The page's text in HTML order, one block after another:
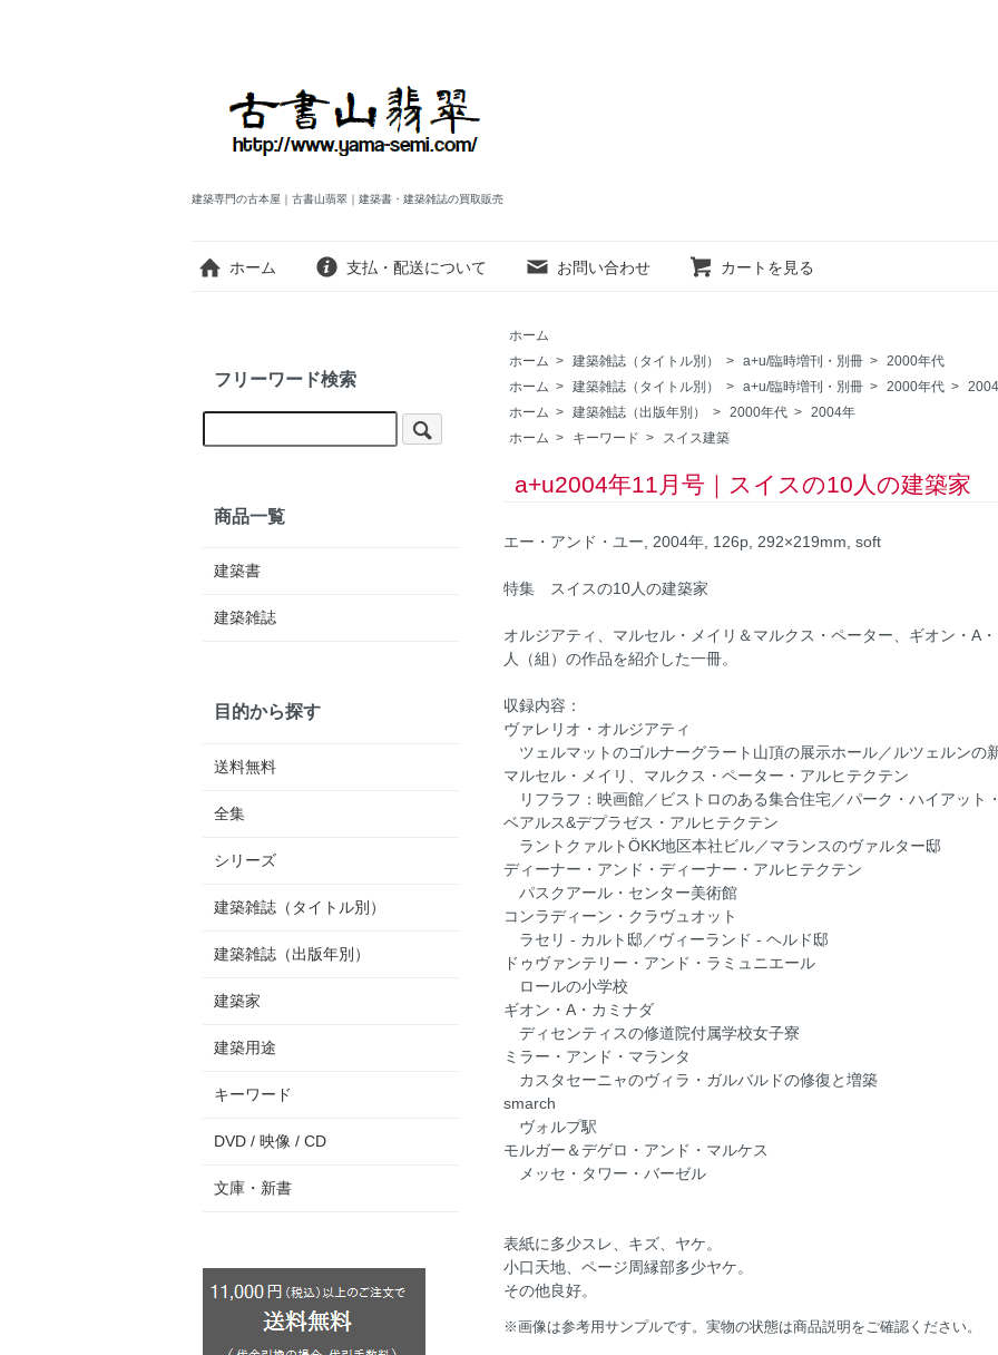
建築専門の古本屋｜古書山翡翠｜建築書・建築雑誌の買取販売
ホーム 支払・配送について お問い合わせ カートを見る
ホーム
ホーム > 建築雑誌（タイトル別） > a+u/臨時増刊・別冊 > 2000年代
ホーム > 建築雑誌（タイトル別） > a+u/臨時増刊・別冊 > 2000年代 >
ホーム > 建築雑誌（出版年別） > 2000年代 > 2004年
ホーム > キーワード > スイス建築
a+u2004年11月号｜スイスの10人の建築家
エー・アンド・ユー, 2004年, 126p, 292×219mm, soft
特集 スイスの10人の建築家
オルジアティ、マルセル・メイリ＆マルクス・ペーター、ギオン・A
人（組）の作品を紹介した一冊。
収録内容：
ヴァレリオ・オルジアティ
ツェルマットのゴルナーグラート山頂の展示ホール／ルツェルンの
マルセル・メイリ、マルクス・ペーター・アルヒテクテン
リフラフ：映画館／ビストロのある集合住宅／パーク・ハイアット
ベアルス&デプラゼス・アルヒテクテン
ラントクァルトÖKK地区本社ビル／マランスのヴァルター邸
ディーナー・アンド・ディーナー・アルヒテクテン
パスクアール・センター美術館
コンラディーン・クラヴュオット
ラセリ - カルト邸／ヴィーランド - ヘルド邸
ドゥヴァンテリー・アンド・ラミュニエール
ロールの小学校
ギオン・A・カミナダ
ディセンティスの修道院付属学校女子寮
ミラー・アンド・マランタ
カスタセーニャのヴィラ・ガルバルドの修復と増築
smarch
ヴォルプ駅
モルガー＆デゲロ・アンド・マルケス
メッセ・タワー・バーゼル
表紙に多少スレ、キズ、ヤケ。
小口天地、ページ周縁部多少ヤケ。
その他良好。
※画像は参考用サンプルです。実物の状態は商品説明をご確認ください。
フリーワード検索
商品一覧
建築書
建築雑誌
目的から探す
送料無料
全集
シリーズ
建築雑誌（タイトル別）
建築雑誌（出版年別）
建築家
建築用途
キーワード
DVD / 映像 / CD
文庫・新書